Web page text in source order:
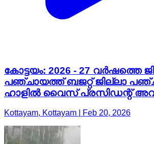
കോട്ടയം: 2026 - 27 വർഷത്തെ
പഞ്ചായത്ത് ബജറ്റ് ജില്ലാ
ഹാളിൽ വൈസ് പ്രസിഡന്റ്
Kottayam, Kottayam | Feb 20, 2026